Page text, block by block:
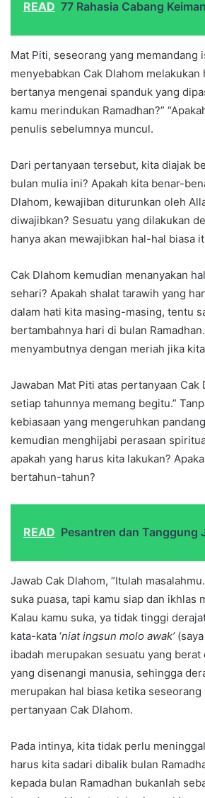
READ 77 Rahasia Cabang
Mat Piti, seseorang yang memandang
menyebabkan Cak Dlahom
bertanya mengenai spanduk yang
kamu merindukan Ramadhan?”
penulis sebelumnya muncul.
Dari pertanyaan tersebut, kita diajak
bulan mulia ini? Apakah kita benar-
Dlahom, kewajiban diturunkan oleh
diwajibkan? Sesuatu yang dilakukan
hanya akan mewajibkan hal-hal biasa
Cak Dlahom kemudian menanyakan
sehari? Apakah shalat tarawih yang
dalam hati kita masing-masing, tentu
bertambahnya hari di bulan
menyambutnya dengan meriah jika
Jawaban Mat Piti atas pertanyaan
setiap tahunnya memang begitu.”
kebiasaan yang mengeruhkan
kemudian menghijabi perasaan
apakah yang harus kita lakukan?
bertahun-tahun?
READ Pesantren dan Tanggung
Jawab Cak Dlahom, “Itulah
suka puasa, tapi kamu siap dan
Kalau kamu suka, ya tidak tinggi
kata-kata ‘niat ingsun molo awak’
ibadah merupakan sesuatu yang
yang disenangi manusia, sehingga
merupakan hal biasa ketika
pertanyaan Cak Dlahom.
Pada intinya, kita tidak perlu
harus kita sadari dibalik bulan
kepada bulan Ramadhan bukanlah